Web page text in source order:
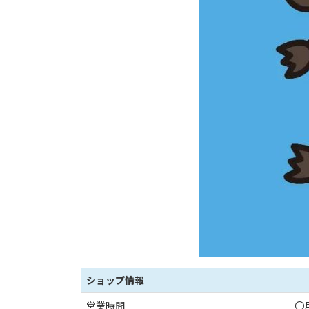
ショップ情報
営業時間
〇